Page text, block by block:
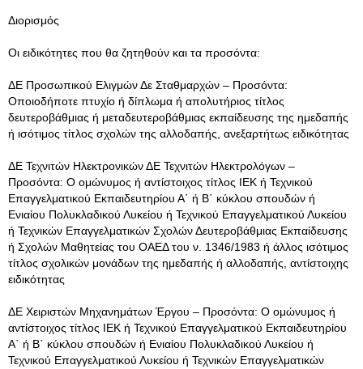
Διορισμός
Οι ειδικότητες που θα ζητηθούν και τα προσόντα:
ΔΕ Προσωπικού Ελιγμών Δε Σταθμαρχών – Προσόντα:
Οποιοδήποτε πτυχίο ή δίπλωμα ή απολυτήριος τίτλος
δευτεροβάθμιας ή μεταδευτεροβάθμιας εκπαίδευσης της ημεδαπής
ή ισότιμος τίτλος σχολών της αλλοδαπής, ανεξαρτήτως ειδικότητας
ΔΕ Τεχνιτών Ηλεκτρονικών ΔΕ Τεχνιτών Ηλεκτρολόγων –
Προσόντα: Ο ομώνυμος ή αντίστοιχος τίτλος ΙΕΚ ή Τεχνικού
Επαγγελματικού Εκπαιδευτηρίου Α΄ ή Β΄ κύκλου σπουδών ή
Ενιαίου Πολυκλαδικού Λυκείου ή Τεχνικού Επαγγελματικού Λυκείου
ή Τεχνικών Επαγγελματικών Σχολών Δευτεροβάθμιας Εκπαίδευσης
ή Σχολών Μαθητείας του ΟΑΕΔ του ν. 1346/1983 ή άλλος ισότιμος
τίτλος σχολικών μονάδων της ημεδαπής ή αλλοδαπής, αντίστοιχης
ειδικότητας
ΔΕ Χειριστών Μηχανημάτων Έργου – Προσόντα: Ο ομώνυμος ή
αντίστοιχος τίτλος ΙΕΚ ή Τεχνικού Επαγγελματικού Εκπαιδευτηρίου
Α΄ ή Β΄ κύκλου σπουδών ή Ενιαίου Πολυκλαδικού Λυκείου ή
Τεχνικού Επαγγελματικού Λυκείου ή Τεχνικών Επαγγελματικών